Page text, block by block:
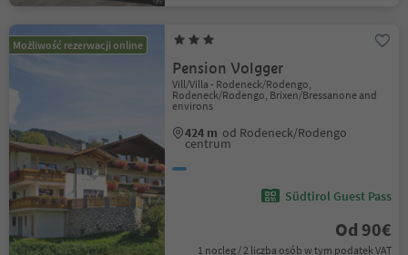
Możliwość rezerwacji online
Pension Volgger
Vill/Villa - Rodeneck/Rodengo,
Rodeneck/Rodengo, Brixen/Bressanone and
environs
424 m od Rodeneck/Rodengo
centrum
Südtirol Guest Pass
Od 90€
1 nocleg / 2 liczba osób w tym podatek VAT